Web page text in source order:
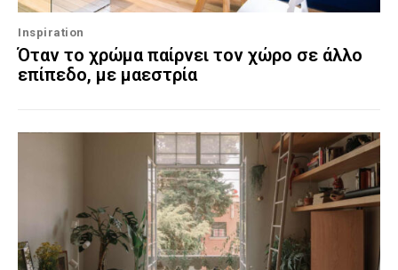
Inspiration
Όταν το χρώμα παίρνει τον χώρο σε άλλο
επίπεδο, με μαεστρία